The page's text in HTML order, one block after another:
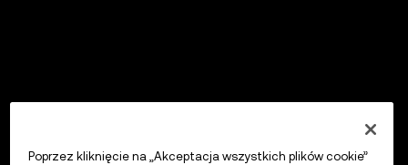
Poprzez kliknięcie na „Akceptacja wszystkich plików cookie”